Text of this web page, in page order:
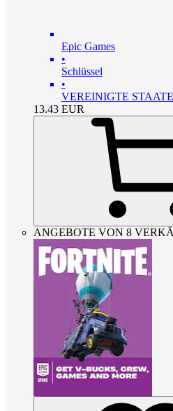
Epic Games
•
Schlüssel
•
VEREINIGTE
13.43 EUR
ANGEBOTE VON 8